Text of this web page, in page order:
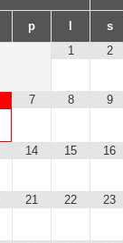
p
s
1
2
7 8 9
14 15 16
21 22 23